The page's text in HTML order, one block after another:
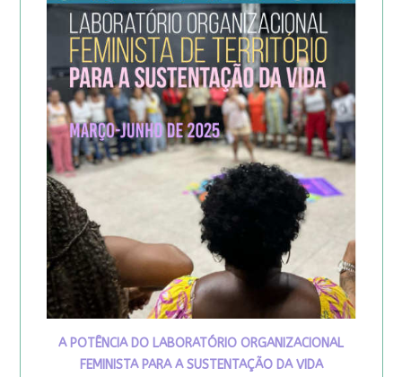
A POTÊNCIA DO LABORATÓRIO ORGANIZACIONAL
FEMINISTA PARA A SUSTENTAÇÃO DA VIDA